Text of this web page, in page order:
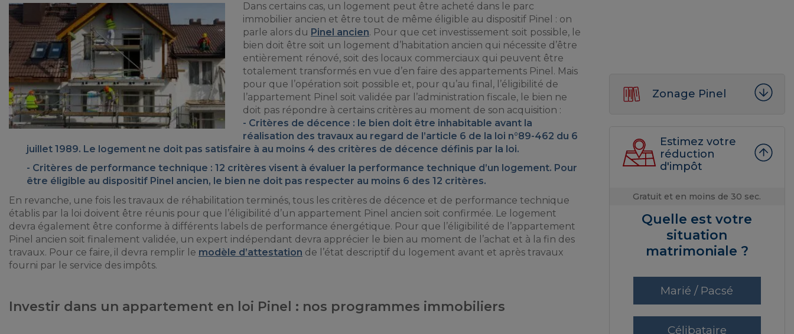
Dans certains cas, un logement peut être acheté dans le parc
immobilier ancien et être tout de même éligible au dispositif Pinel : on
parle alors du Pinel ancien. Pour que cet investissement soit possible, le
bien doit être soit un logement d’habitation ancien qui nécessite d’être
entièrement rénové, soit des locaux commerciaux qui peuvent être
totalement transformés en vue d’en faire des appartements Pinel. Mais
pour que l’opération soit possible et, pour qu’au final, l’éligibilité de
l’appartement Pinel soit validée par l’administration fiscale, le bien ne
doit pas répondre à certains critères au moment de son acquisition :
Critères de décence : le bien doit être inhabitable avant la
réalisation des travaux au regard de l’article 6 de la loi n°89-462 du 6
juillet 1989. Le logement ne doit pas satisfaire à au moins 4 des critères de décence définis par la loi.
Critères de performance technique : 12 critères visent à évaluer la performance technique d’un logement. Pour
être éligible au dispositif Pinel ancien, le bien ne doit pas respecter au moins 6 des 12 critères.
En revanche, une fois les travaux de réhabilitation terminés, tous les critères de décence et de performance technique
établis par la loi doivent être réunis pour que l’éligibilité d’un appartement Pinel ancien soit confirmée. Le logement
devra également être conforme à différents labels de performance énergétique. Pour que l’éligibilité de l’appartement
Pinel ancien soit finalement validée, un expert indépendant devra apprécier le bien au moment de l’achat et à la fin des
travaux. Pour ce faire, il devra remplir le modèle d’attestation de l’état descriptif du logement avant et après travaux
fourni par le service des impôts.
Investir dans un appartement en loi Pinel : nos programmes immobiliers
Zonage Pinel
Estimez votre
réduction
d'impôt
Gratuit et en moins de 30 sec.
Quelle est votre
situation
matrimoniale ?
Marié / Pacsé
Célibataire